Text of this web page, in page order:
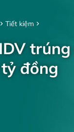
Tiết kiệm
đồng